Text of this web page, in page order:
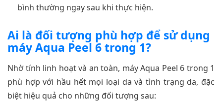
bình thường ngay sau khi thực hiện.
Ai là đối tượng phù hợp để sử dụng
máy Aqua Peel 6 trong 1?
Nhờ tính linh hoạt và an toàn, máy Aqua Peel 6 trong 1
phù hợp với hầu hết mọi loại da và tình trạng da, đặc
biệt hiệu quả cho những đối tượng sau: